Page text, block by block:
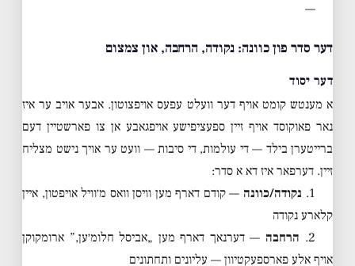
—
דער סדר פון כוונה: נקודה, הרחבה, און צמצום
דער יסוד
א מענטש קומט אויף דער וועלט עפעס אויפצוטון. אבער אויב ער איז
נאר פאוקוסד אויף זיין ספעציפישע אויפגאבע אן צו פארשטיין דעם
ברייטערן בילד — די עולמות, די סיבות — וועט ער אויך נישט מצליח
זיין. דערפאר איז דא א סדר:
1. נקודה/כוונה — קודם דארף מען וויסן וואס מ׳וויל אויפטון, איין
קלארע נקודה
2. הרחבה — דערנאך דארף מען „אביסל חלומ׳ען,” ארומקוקן
אויף אלע פארספעקטיוון — עליונים ותחתונים